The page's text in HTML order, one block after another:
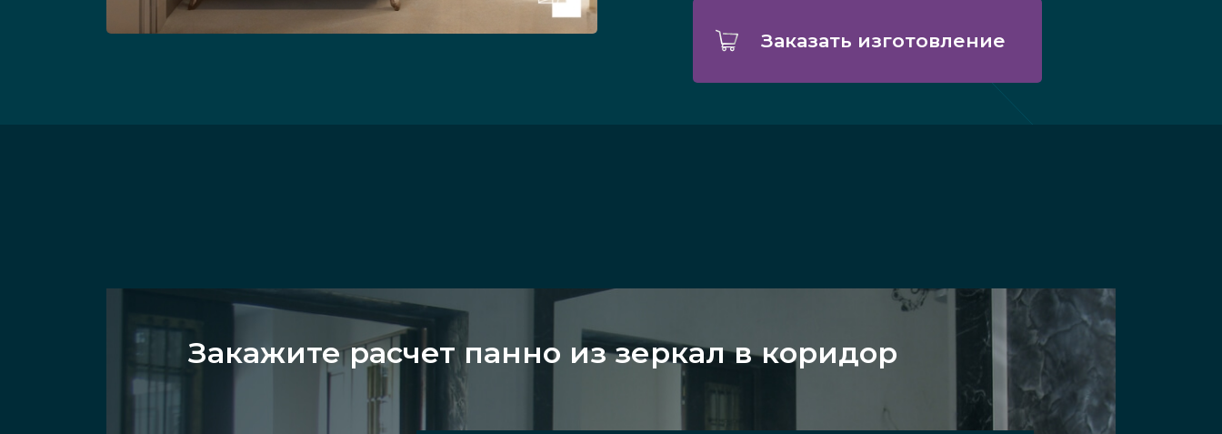
Заказать изготовление
Закажите расчет панно из зеркал в коридор